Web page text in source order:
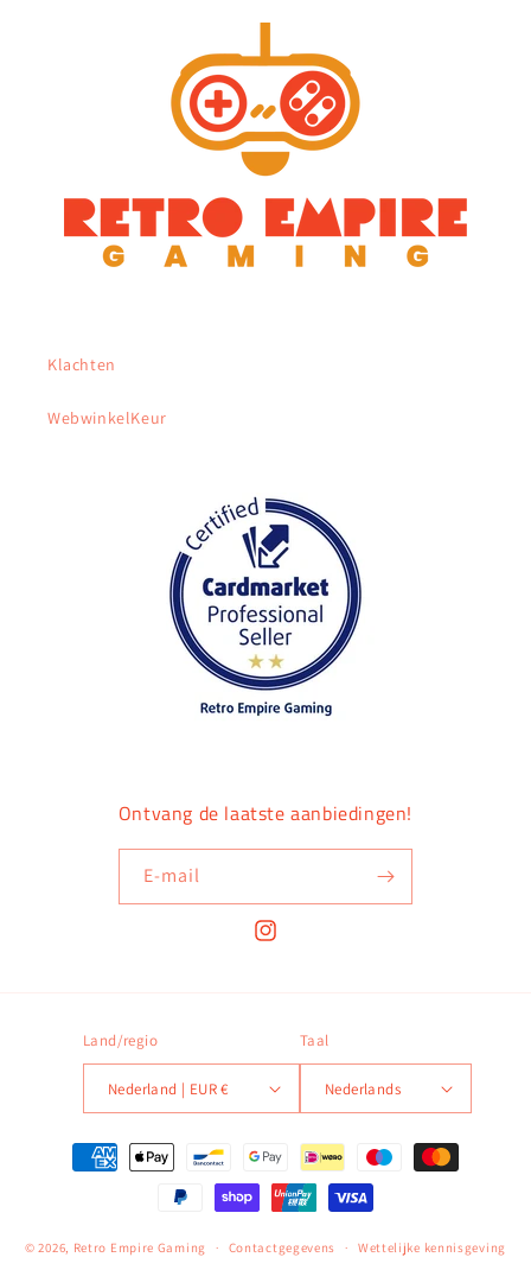
Klachten
WebwinkelKeur
Ontvang de laatste aanbiedingen!
E‑mail
Instagram
Land/regio
Nederland | EUR €
Taal
Nederlands
Betaalmethoden
© 2026, Retro Empire Gaming Contactgegevens Wettelijke kennisgeving